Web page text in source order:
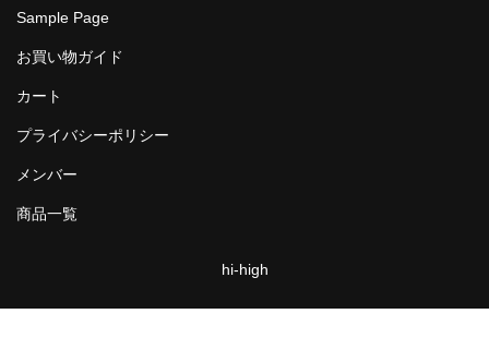
Sample Page
お買い物ガイド
カート
プライバシーポリシー
メンバー
商品一覧
hi-high